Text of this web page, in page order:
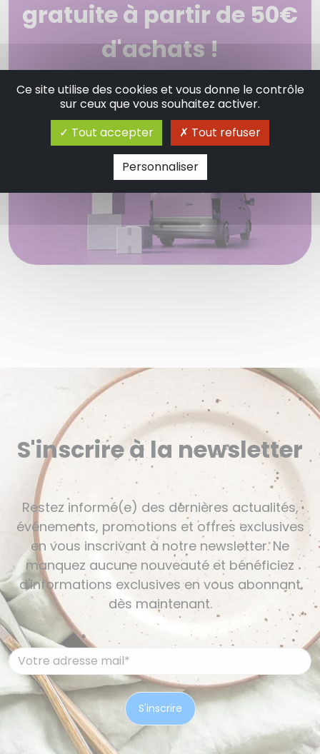
gratuite à partir de 50€
d'achats !
Envoi sous 48 - 72 heures pour les articles
en stock.
S'inscrire à la newsletter
Restez informé(e) des dernières actualités,
événements, promotions et offres exclusives
en vous inscrivant à notre newsletter. Ne
manquez aucune nouveauté et bénéficiez
d'informations exclusives en vous abonnant
dès maintenant.
Ce site utilise des cookies et vous donne le contrôle
sur ceux que vous souhaitez activer.
Tout accepter
Tout refuser
Personnaliser